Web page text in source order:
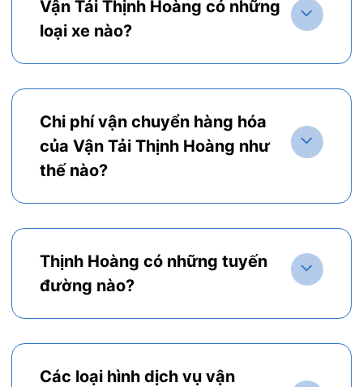
Vận Tải Thịnh Hoàng có những
loại xe nào?
Chi phí vận chuyển hàng hóa
của Vận Tải Thịnh Hoàng như
thế nào?
Thịnh Hoàng có những tuyến
đường nào?
Các loại hình dịch vụ vận